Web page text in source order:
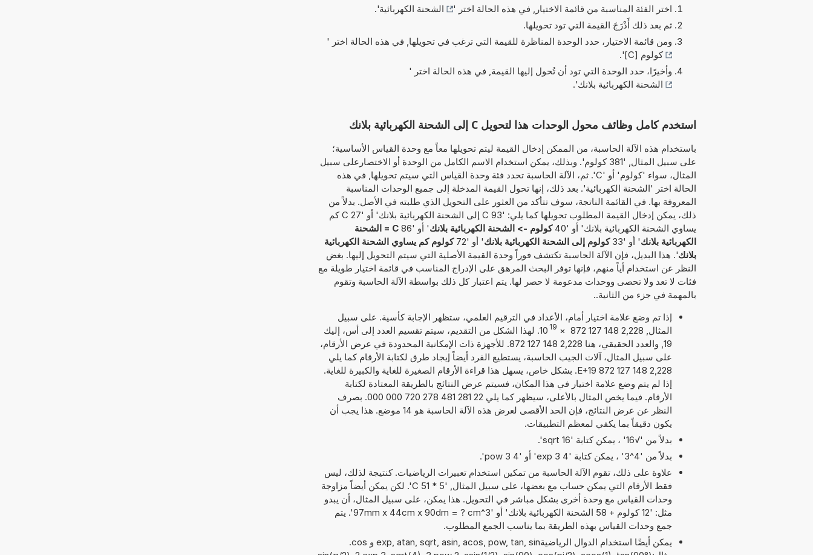
اختر الفئة المناسبة من قائمة الاختيار, في هذه الحالة اختر ' الشحنة الكهربائية'.
ثم بعد ذلك أَدْرَجَ القيمة التي تود تحويلها.
ومن قائمة الاختيار، حدد الوحدة المناظرة للقيمة التي ترغب في تحويلها, في هذه الحالة اختر '
كولوم [C]
'.
وأخيرًا، حدد الوحدة التي تود أن تُحول إليها القيمة, في هذه الحالة اختر '
الشحنة الكهربائية بلانك'.
استخدم كامل وظائف محول الوحدات هذا لتحويل C إلى الشحنة الكهربائية بلانك
باستخدام هذه الآلة الحاسبة، من الممكن إدخال القيمة ليتم تحويلها معاً مع وحدة القياس الأساسية؛
على سبيل المثال, '381 كولوم'. وبذلك، يمكن استخدام الاسم الكامل من الوحدة أو الاختصارعلى سبيل
المثال، سواء 'كولوم' أو 'C'. ثم، الآلة الحاسبة تحدد فئة وحدة القياس التي سيتم تحويلها, في هذه
الحالة اختر 'الشحنة الكهربائية'. بعد ذلك، إنها تحول القيمة المدخلة إلى جميع الوحدات المناسبة
المعروفة بها. في القائمة الناتجة، سوف تتأكد من العثور على التحويل الذي طلبته في الأصل. بدلاً من
ذلك، يمكن إدخال القيمة المطلوب تحويلها كما يلي: '93 C إلى الشحنة الكهربائية بلانك' أو '27 C كم
يساوي الشحنة الكهربائية بلانك' أو '40
كولوم -> الشحنة الكهربائية بلانك' أو '86
C = الشحنة
الكهربائية بلانك' أو '33 كولوم إلى الشحنة الكهربائية بلانك' أو '72
كولوم كم يساوي الشحنة الكهربائية
بلانك'. هذا البديل، فإن الآلة الحاسبة تكتشف فوراً وحدة القيمة الأصلية التي سيتم التحويل إليها. بغض
النظر عن استخدام أياً منهم، فإنها توفر البحث المرهق على الإدراج المناسب في قائمة اختيار طويلة مع
فئات لا تعد ولا تحصى ووحدات مدعومة لا حصر لها. يتم اعتبار كل ذلك بواسطة الآلة الحاسبة وتقوم
بالمهمة في جزء من الثانية..
إذا تم وضع علامة اختيار أمام، الأعداد في الترقيم العلمي، ستظهر الإجابة كأسية. على سبيل
المثال, 2,228 148 127 872
×
10 19
. لهذا الشكل من التقديم، سيتم تقسيم العدد إلى أس، إليك
19, والعدد الحقيقي، هنا 2,228 148 127 872. للأجهزة ذات الإمكانية المحدودة في عرض الأرقام،
على سبيل المثال، آلات الجيب الحاسبة، يستطيع الفرد أيضاً إيجاد طرق لكتابة الأرقام كما يلي
2,228 148 127 872 E+19. بشكل خاص، يسهل هذا قراءة الأرقام الصغيرة للغاية والكبيرة للغاية.
إذا لم يتم وضع علامة اختيار في هذا المكان، فسيتم عرض النتائج بالطريقة المعتادة لكتابة
الأرقام. فيما يخص المثال بالأعلى، سيظهر كما يلي 22 281 481 278 720 000 000. بصرف
النظر عن عرض النتائج، فإن الحد الأقصى لعرض هذه الآلة الحاسبة هو 14 موضع. هذا يجب أن
يكون دقيقاً بما يكفي لمعظم التطبيقات.
بدلاً من '√16' ، يمكن كتابة 'sqrt 16'.
بدلاً من '4^3' ، يمكن كتابة '4 exp 3' أو '4 pow 3'.
علاوة على ذلك، تقوم الآلة الحاسبة من تمكين استخدام تعبيرات الرياضيات. كنتيجة لذلك، ليس
فقط الأرقام التي يمكن حساب مع بعضها، على سبيل المثال, '5 * 51 C'. لكن يمكن أيضاً مزاوجة
وحدات القياس مع وحدة أخرى بشكل مباشر في التحويل. هذا يمكن، على سبيل المثال، أن يبدو
مثل: '12 كولوم + 58 الشحنة الكهربائية بلانك' أو '97mm x 44cm x 90dm = ? cm^3'. يتم
جمع وحدات القياس بهذه الطريقة بما يناسب الجمع المطلوب.
يمكن أيضًا استخدام الدوال الرياضيةexp, atan, sqrt, asin, acos, pow, tan, sin و cos.